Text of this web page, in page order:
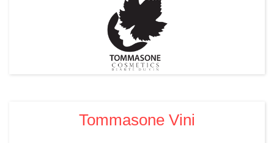
Tommasone Vini